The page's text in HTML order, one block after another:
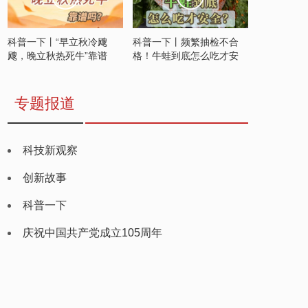
科普一下丨“早立秋冷飕
飕，晚立秋热死牛”靠谱
科普一下丨频繁抽检不合
格！牛蛙到底怎么吃才安
专题报道
科技新观察
创新故事
科普一下
庆祝中国共产党成立105周年